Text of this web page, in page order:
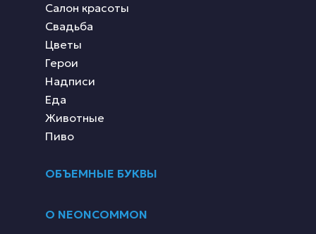
О NEONCOMMON
ОБЪЕМНЫЕ БУКВЫ
Салон красоты
Свадьба
Цветы
Герои
Надписи
Еда
Животные
Пиво